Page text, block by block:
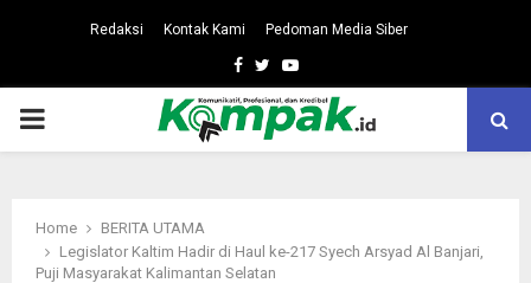
Redaksi Kontak Kami Pedoman Media Siber
Facebook
TwitterYoutube
PRIMARY
Home
BERITA UTAMA
Legislator Kaltim Hadir di Haul ke-217 Syech Arsyad Al Banjari,
Puji Masyarakat Kalimantan Selatan